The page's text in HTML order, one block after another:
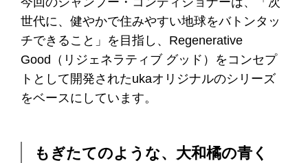
世代に、健やかで住みやすい地球をバトンタッ
チできること」を目指し、Regenerative
Good（リジェネラティブ グッド）をコンセプ
トとして開発されたukaオリジナルのシリーズ
をベースにしています。
もぎたてのような、大和橘の青く